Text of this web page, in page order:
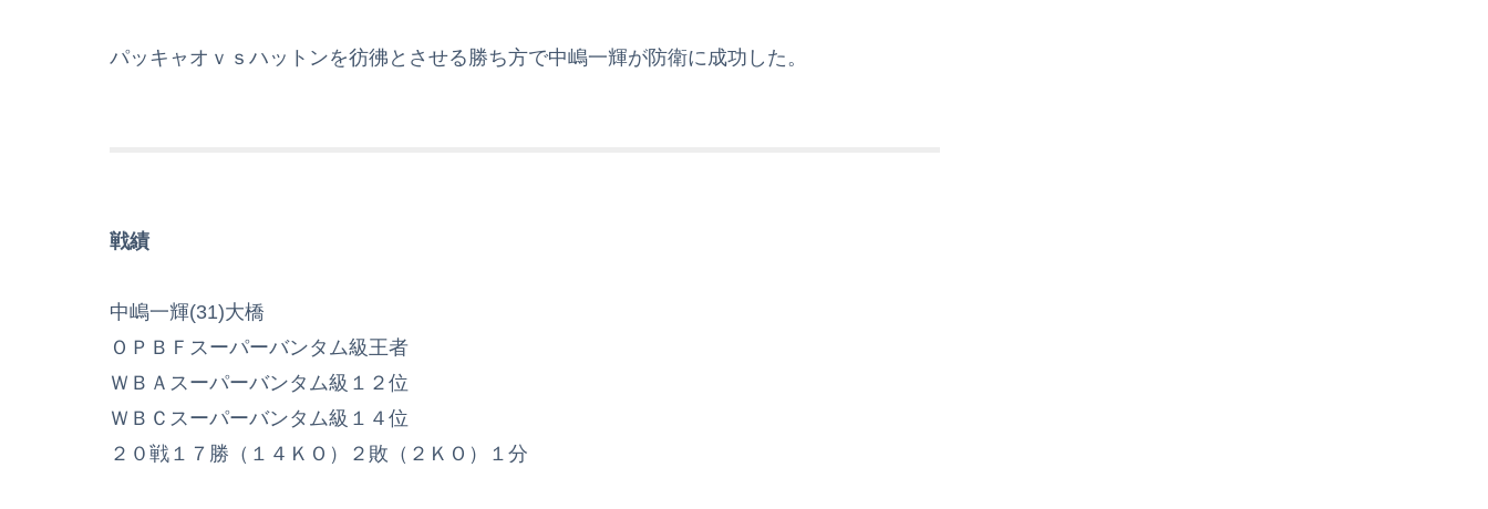
パッキャオｖｓハットンを彷彿とさせる勝ち方で中嶋一輝が防衛に成功した。
戦績
中嶋一輝(31)大橋
ＯＰＢＦスーパーバンタム級王者
ＷＢＡスーパーバンタム級１２位
ＷＢＣスーパーバンタム級１４位
２０戦１７勝（１４ＫＯ）２敗（２ＫＯ）１分